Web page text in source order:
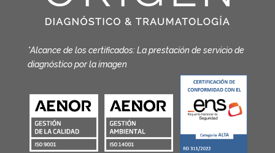
*Alcance de los certificados: La prestación de servicio de
diagnóstico por la imagen